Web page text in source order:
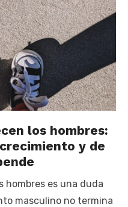
los hombres:
y de
hombres es una duda
masculino no termina